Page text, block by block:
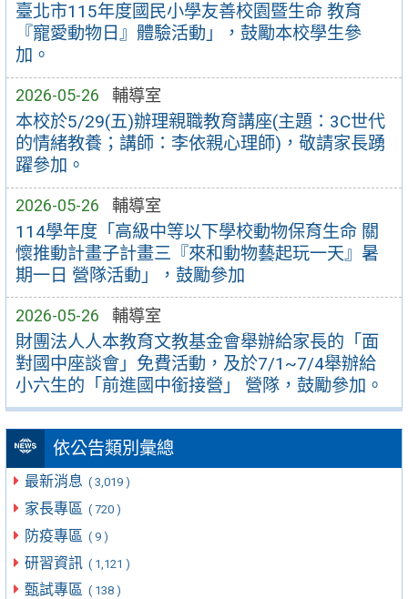
臺北市115年度國民小學友善校園暨生命 教育
『寵愛動物日』體驗活動」，鼓勵本校學生參
加。
2026-05-26 輔導室
本校於5/29(五)辦理親職教育講座(主題：3C世代
的情緒教養；講師：李依親心理師)，敬請家長踴
躍參加。
2026-05-26 輔導室
114學年度「高級中等以下學校動物保育生命 關
懷推動計畫子計畫三『來和動物藝起玩一天』暑
期一日 營隊活動」，鼓勵參加
2026-05-26 輔導室
財團法人人本教育文教基金會舉辦給家長的「面
對國中座談會」免費活動，及於7/1~7/4舉辦給
小六生的「前進國中銜接營」 營隊，鼓勵參加。
依公告類別彙總
最新消息 ( 3,019 )
家長專區 ( 720 )
防疫專區 ( 9 )
研習資訊 ( 1,121 )
甄試專區 ( 138 )